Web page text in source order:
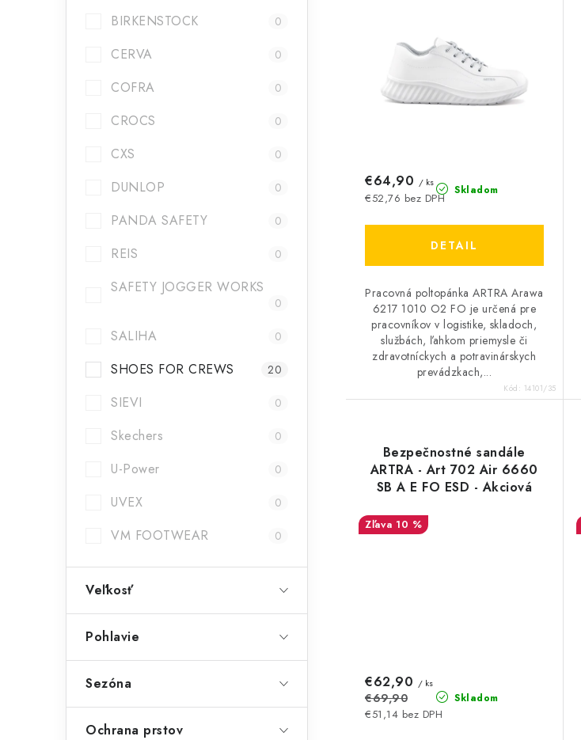
BIRKENSTOCK 0
CERVA 0
COFRA 0
CROCS 0
CXS 0
DUNLOP 0
PANDA SAFETY 0
REIS 0
SAFETY JOGGER WORKS
0
SALIHA 0
SHOES FOR CREWS 20
SIEVI 0
Skechers 0
U-Power 0
UVEX 0
VM FOOTWEAR 0
Veľkosť
Pohlavie
Sezóna
Ochrana prstov
e
r
u
k
o
v
Skladom
€52,76 bez DPH
€64,90 / ks
DETAIL
Pracovná poltopánka ARTRA Arawa
6217 1010 O2 FO je určená pre
pracovníkov v logistike, skladoch,
službách, ľahkom priemysle či
zdravotníckych a potravinárskych
prevádzkach,...
Kód: 14101/35
Bezpečnostné sandále
ARTRA - Art 702 Air 6660
SB A E FO ESD - Akciová
10 %
Skladom
€51,14 bez DPH
€62,90 / ks
€69,90